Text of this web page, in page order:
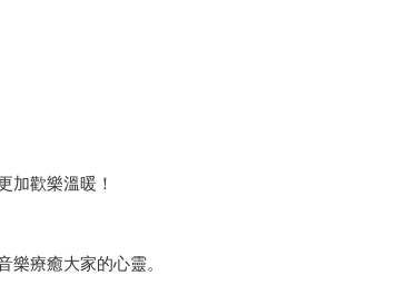
加歡樂溫暖！
療癒大家的心靈。